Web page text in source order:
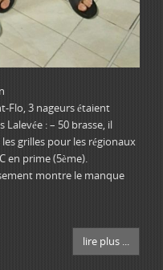
Flo, 3 nageurs étaient
: – 50 brasse, il
grilles pour les régionaux
en prime (5ème).
montre le manque
lire plus ...